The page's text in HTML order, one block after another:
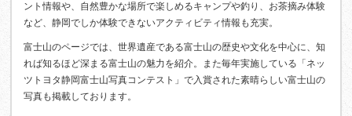
ント情報や、自然豊かな場所で楽しめるキャンプや釣り、お茶摘み体験
など、静岡でしか体験できないアクティビティ情報も充実。
富士山のページでは、世界遺産である富士山の歴史や文化を中心に、知
れば知るほど深まる富士山の魅力を紹介。また毎年実施している「ネッ
ツトヨタ静岡富士山写真コンテスト」で入賞された素晴らしい富士山の
写真も掲載しております。